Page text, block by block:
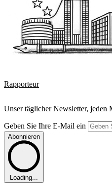
Rapporteur
Unser täglicher Newsletter, jeden
Geben Sie Ihre E-Mail ein
Abonnieren
Loading...